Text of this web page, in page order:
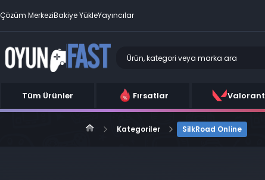
Çözüm MerkeziBakiye YükleYayıncılar
Tüm Ürünler Fırsatlar Valorant
Kategoriler SilkRoad Online